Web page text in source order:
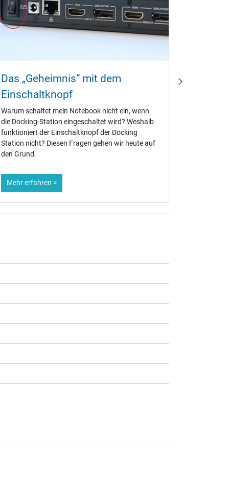
Das „Geheimnis“ mit dem
Einschaltknopf
Warum schaltet mein Notebook nicht ein, wenn
die Docking-Station eingeschaltet wird? Weshalb
funktioniert der Einschaltknopf der Docking
Station nicht? Diesen Fragen gehen wir heute auf
den Grund.
Mehr erfahren >